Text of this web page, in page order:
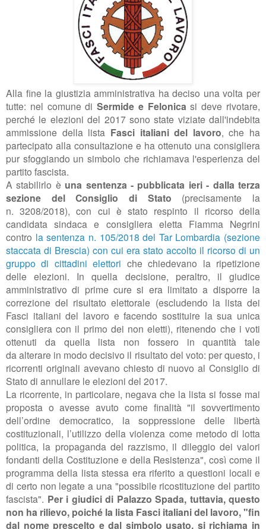
Alla fine la giustizia amministrativa ha deciso una volta per
tutte: nel comune diSermide e Felonica si deve rivotare,
perché le elezioni del 2017 sono state viziate dall'indebita
ammissione della lista Fasci italiani del lavoro, che ha
partecipato alla consultazione e ha ottenuto una consigliera
pur sfoggiando un simbolo che richiamava l'esperienza del
partito fascista.
A stabilirlo è una sentenza - pubblicata ieri - dalla terza
sezione del Consiglio di Stato (precisamente la
n. 3208/2018), con cui è stato respinto il ricorso della
candidata sindaca e consigliera eletta Fiamma Negrini
contro la sentenza n. 105/2018 del Tar Lombardia (sezione
staccata di Brescia) con cui era stato accolto il ricorso di un
gruppo di cittadini elettori che chiedevano la ripetizione
delle elezioni. In quella decisione, peraltro, il giudice
amministrativo di prime cure si era limitato a disporre la
correzione del risultato elettorale (escludendo la lista dei
Fasci italiani del lavoro e facendo sostituire la sua unica
consigliera con il primo dei non eletti), ritenendo che i voti
ottenuti da quella lista non fossero in quantità tale
daalterare in modo decisivo il risultato del voto: per questo, i
ricorrenti originali avevano chiesto di nuovo al Consiglio di
Stato di annullare le elezioni del 2017.
La ricorrente, in particolare, negava che la lista si fosse mai
proposta o avesse avuto come finalità "il sovvertimento
dell’ordine democratico, la soppressione delle libertà
costituzionali, l’utilizzo della violenza come metodo di lotta
politica, la propaganda del razzismo, il dileggio dei valori
fondanti della Costituzione e della Resistenza", così come il
programma della lista stessa era riferito a questioni locali e
di certo non legate a una "possibile ricostituzione del partito
fascista". Per i giudici di Palazzo Spada, tuttavia, questo
non ha rilievo, poiché la lista Fasci italiani del lavoro, "fin
dal nome prescelto e dal simbolo usato, si richiama in